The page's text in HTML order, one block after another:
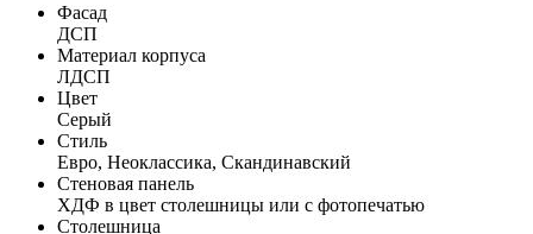
Фасад
ДСП
Материал корпуса
ЛДСП
Цвет
Серый
Стиль
Евро, Неоклассика, Скандинавский
Стеновая панель
ХДФ в цвет столешницы или с фотопечатью
Столешница